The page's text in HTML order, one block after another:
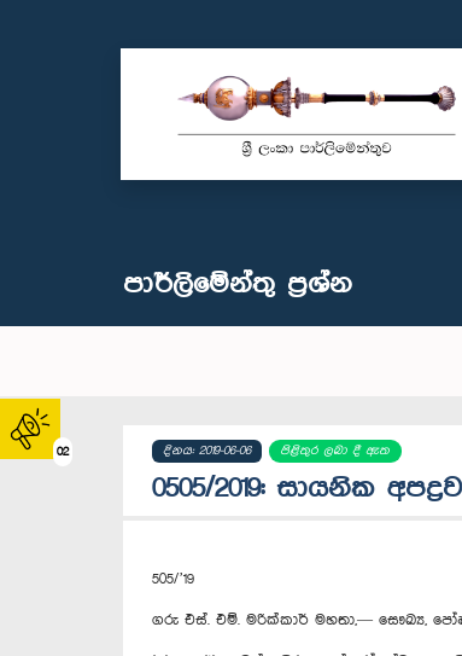
02
පාර්ලි‌මේන්තු‌ ප්‍රශ්න
දිනය: 2019-06-06 පිළිතුර ලබා දී ඇත
0505/2019: සායනික
505/’19
ගරු එස්. එම්. මරික්කාර් මහතා,— සෞඛ්‍ය,